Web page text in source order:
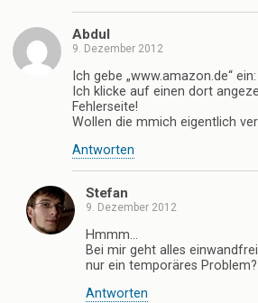
Abdul
9. Dezember 2012
Ich gebe „www.amazon.de“
Ich klicke auf einen dort
Fehlerseite!
Wollen die mmich eigentlich
Antworten
Stefan
9. Dezember 2012
Hmmm…
Bei mir geht alles
nur ein temporäres Problem?
Antworten